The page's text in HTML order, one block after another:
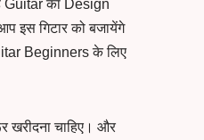
Guitar का Design
इस गिटार को बजायेंगे
Beginners के लिए
चाहिए। और